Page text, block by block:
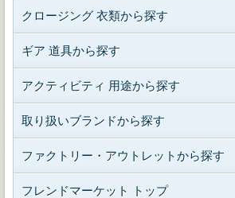
クロージング 衣類から探す
ギア 道具から探す
アクティビティ 用途から探す
取り扱いブランドから探す
ファクトリー・アウトレットから探す
フレンドマーケット トップ